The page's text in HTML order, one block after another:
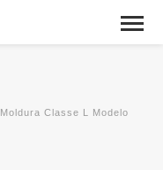
Moldura Classe L Modelo